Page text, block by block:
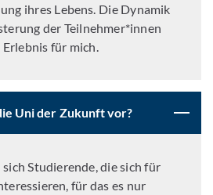
ihres Lebens. Die Dynamik
der Teilnehmer*innen
für mich.
Uni der Zukunft vor?
Studierende, die sich für
für das es nur